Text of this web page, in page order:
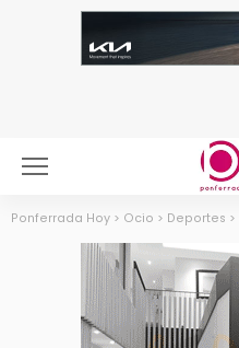
Ponferrada Hoy > Ocio > Deportes >